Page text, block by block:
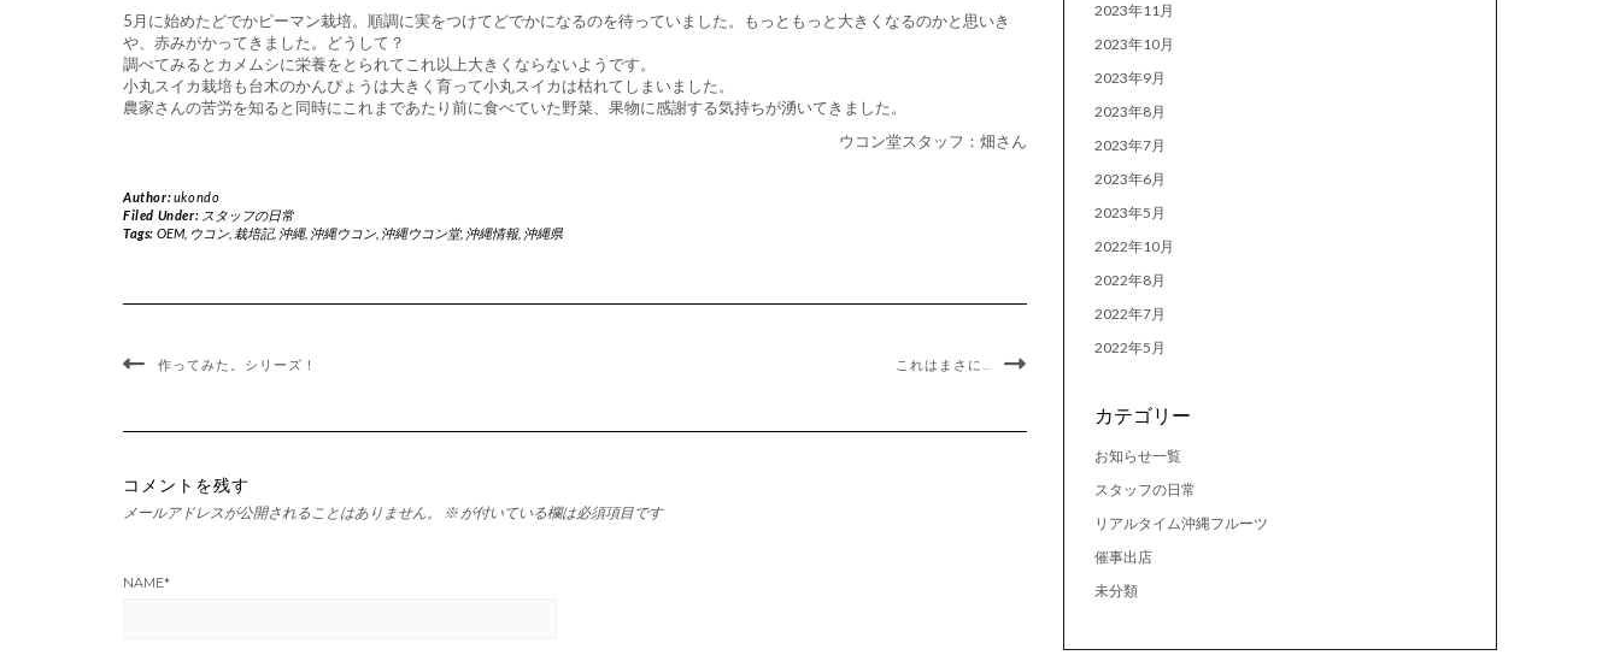
5月に始めたどでかピーマン栽培。順調に実をつけてどでかになるのを待っていました。もっともっと大きくなるのかと思いき
や、赤みがかってきました。どうして？
調べてみるとカメムシに栄養をとられてこれ以上大きくならないようです。
小丸スイカ栽培も台木のかんぴょうは大きく育って小丸スイカは枯れてしまいました。
農家さんの苦労を知ると同時にこれまであたり前に食べていた野菜、果物に感謝する気持ちが湧いてきました。
ウコン堂スタッフ：畑さん
Author:ukondo
Filed Under: スタッフの日常
Tags: OEM, ウコン, 栽培記, 沖縄, 沖縄ウコン, 沖縄ウコン堂, 沖縄情報, 沖縄県
作ってみた。シリーズ！ これはまさに…
コメントを残す
メールアドレスが公開されることはありません。 ※ が付いている欄は必須項目です
NAME*
2023年11月
2023年10月
2023年9月
2023年8月
2023年7月
2023年6月
2023年5月
2022年10月
2022年8月
2022年7月
2022年5月
カテゴリー
お知らせ一覧
スタッフの日常
リアルタイム沖縄フルーツ
催事出店
未分類